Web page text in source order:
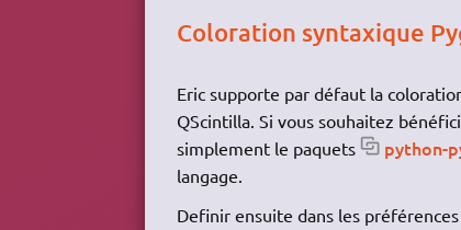
Coloration syntaxique
Eric supporte par défaut la
QScintilla. Si vous souhaitez
simplement le paquets
python-
langage.
Definir ensuite dans les